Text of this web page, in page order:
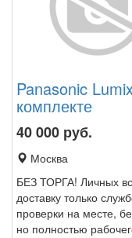
Panasonic
комплекте
40 000 руб.
Москва
БЕЗ ТОРГА! Личных
доставку только
проверки на месте,
но полностью